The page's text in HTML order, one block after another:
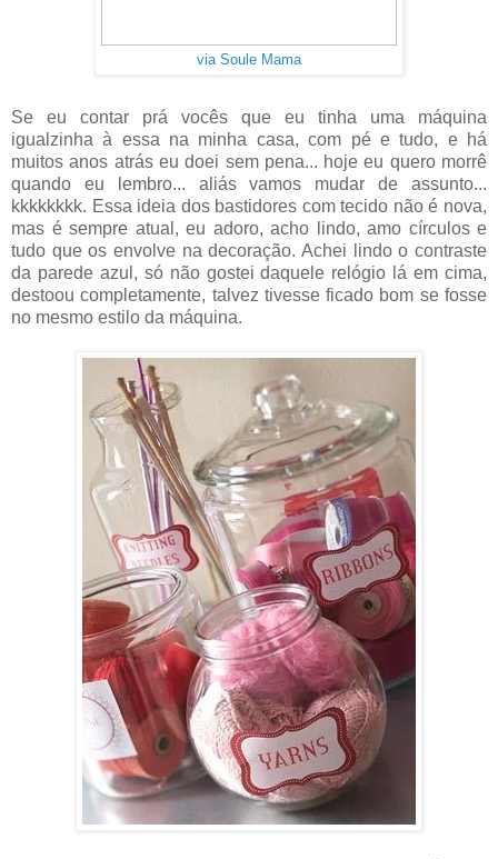
via Soule Mama
Se eu contar prá vocês que eu tinha uma máquina
igualzinha à essa na minha casa, com pé e tudo, e há
muitos anos atrás eu doei sem pena... hoje eu quero morrê
quando eu lembro... aliás vamos mudar de assunto...
kkkkkkkk. Essa ideia dos bastidores com tecido não é nova,
mas é sempre atual, eu adoro, acho lindo, amo círculos e
tudo que os envolve na decoração. Achei lindo o contraste
da parede azul, só não gostei daquele relógio lá em cima,
destoou completamente, talvez tivesse ficado bom se fosse
no mesmo estilo da máquina.